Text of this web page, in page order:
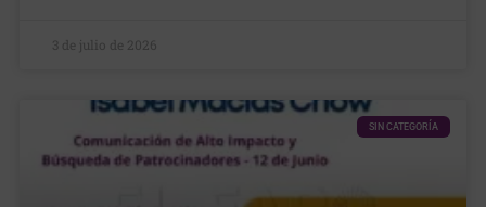
3 de julio de 2026
SIN CATEGORÍA